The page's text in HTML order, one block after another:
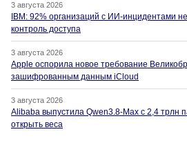
3 августа 2026
IBM: 92% организаций с ИИ-инцидентами
контроль доступа
3 августа 2026
Apple оспорила новое требование
зашифрованным данным iCloud
3 августа 2026
Alibaba выпустила Qwen3.8-Max с 2,4 трлн
открыть веса